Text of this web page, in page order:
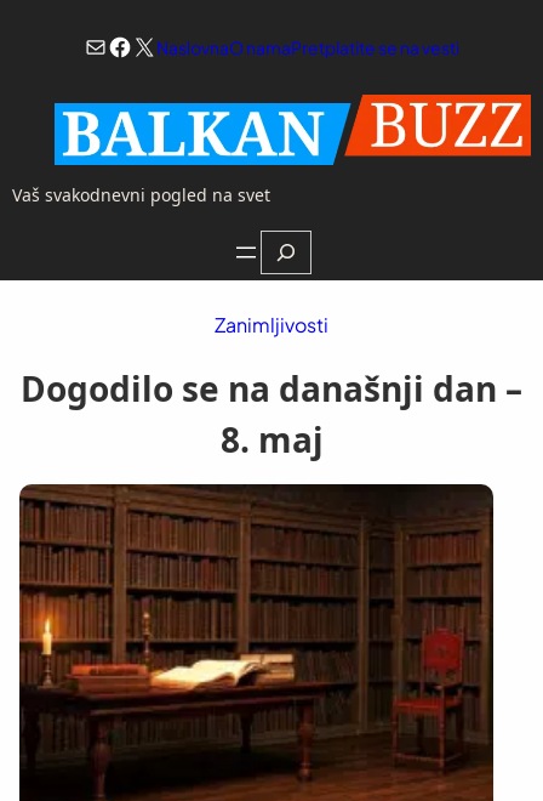
Mail
Facebook
X NaslovnaO namaPretplatite se na vesti
Vaš svakodnevni pogled na svet
Search
Zanimljivosti
Dogodilo se na današnji dan –
8. maj